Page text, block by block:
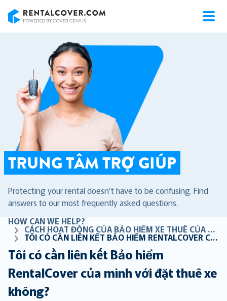
TRUNG TÂM TRỢ GIÚP
Protecting your rental doesn’t have to be confusing. Find
answers to our most frequently asked questions.
HOW CAN WE HELP?
CÁCH HOẠT ĐỘNG CỦA BẢO HIỂM XE THUÊ CỦA CHÚNG TÔI
TÔI CÓ CẦN LIÊN KẾT BẢO HIỂM RENTALCOVER CỦA MÌNH VỚI ĐẶT THUÊ XE KHÔNG?
Tôi có cần liên kết Bảo hiểm
RentalCover của mình với đặt thuê xe
không?